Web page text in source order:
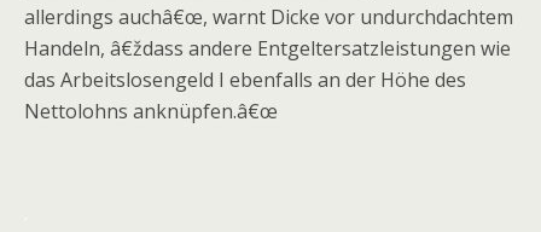
allerdings auchâ€œ, warnt Dicke vor undurchdachtem
Handeln, â€ždass andere Entgeltersatzleistungen wie
das Arbeitslosengeld I ebenfalls an der Höhe des
Nettolohns anknüpfen.â€œ